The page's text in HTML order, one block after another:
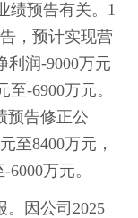
绩预告有关。1
，预计实现营
利润-9000万元
-6900万元。
预告修正公
至8400万元，
万元。
。因公司2025